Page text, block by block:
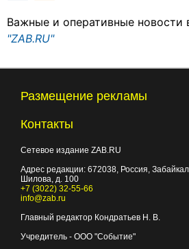
Важные и оперативные новости
"ZAB.RU"
Размещение рекламы
Контакты
Сетевое издание ZAB.RU
Адрес редакции: 672038, Россия,
Шилова, д. 100
+7 (3022) 32-55-66
info@zab.ru
Главный редактор Кондратьев Н. В.
Учредитель - ООО "Событие"